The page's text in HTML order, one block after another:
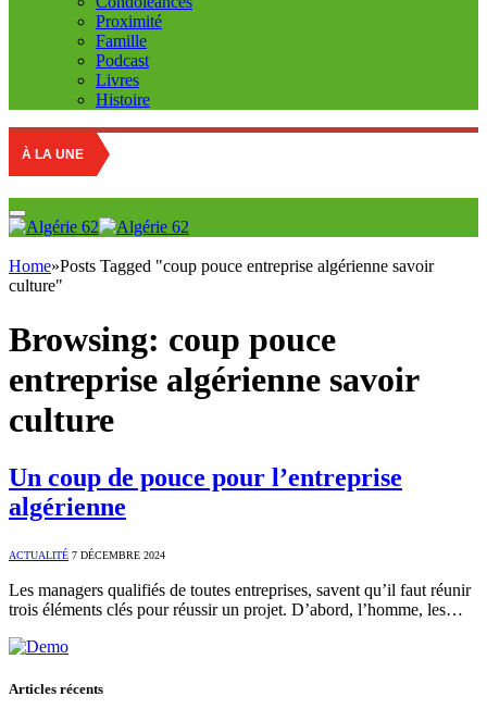
Proximité
Famille
Podcast
Livres
Histoire
À LA UNE
Home»Posts Tagged "coup pouce entreprise algérienne savoir
culture"
Browsing: coup pouce
entreprise algérienne savoir
culture
Un coup de pouce pour l’entreprise
algérienne
ACTUALITÉ 7 DÉCEMBRE 2024
Les managers qualifiés de toutes entreprises, savent qu’il faut réunir
trois éléments clés pour réussir un projet. D’abord, l’homme, les…
Articles récents